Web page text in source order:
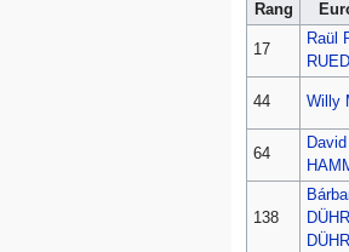
Rang
17
Raül
44 Willy
64
David
138